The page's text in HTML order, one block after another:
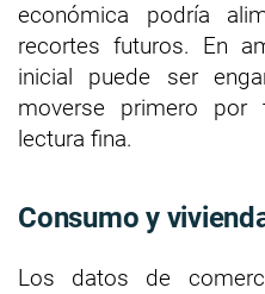
económica podría
recortes futuros. En
inicial puede ser
moverse primero por
lectura fina.
Consumo y
Los datos de